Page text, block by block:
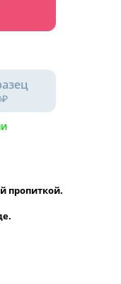
пропиткой.